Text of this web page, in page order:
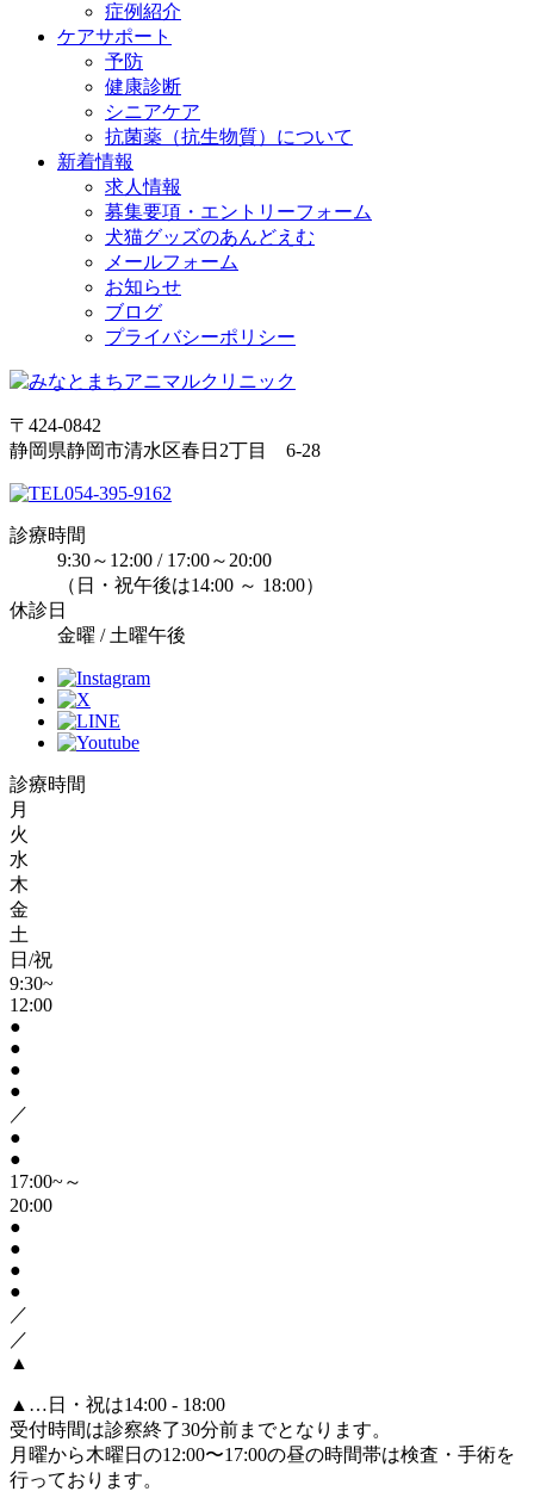
症例紹介
ケアサポート
予防
健康診断
シニアケア
抗菌薬（抗生物質）について
新着情報
求人情報
募集要項・エントリーフォーム
犬猫グッズのあんどえむ
メールフォーム
お知らせ
ブログ
プライバシーポリシー
〒424-0842
静岡県静岡市清水区春日2丁目 6-28
054-395-9162
診療時間
9:30～12:00 / 17:00～20:00
（日・祝午後は14:00 ～ 18:00）
休診日
金曜 / 土曜午後
診療時間
月
火
水
木
金
土
日/祝
9:30~
12:00
●
●
●
●
／
●
●
17:00~～
20:00
●
●
●
●
／
／
▲
▲ …日・祝は14:00 - 18:00
受付時間は診察終了30分前までとなります。
月曜から木曜日の12:00〜17:00の昼の時間帯は検査・手術を
行っております。